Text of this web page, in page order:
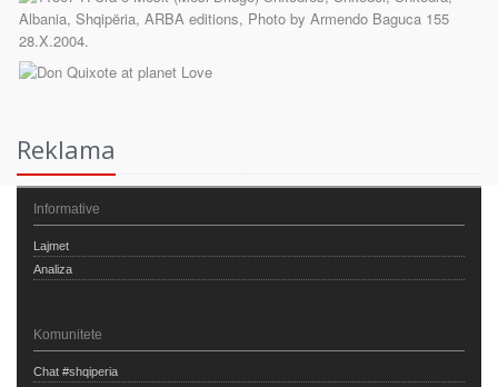
Reklama
Informative
Lajmet
Analiza
Komunitete
Chat #shqiperia